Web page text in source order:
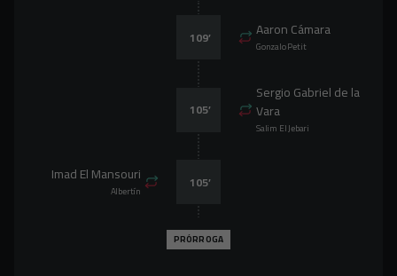
Aaron Cámara
Gonzalo Petit
109’
Sergio Gabriel de la
Vara
Salim El Jebari
105’
Imad El Mansouri
Albertín 105’
PRÓRROGA